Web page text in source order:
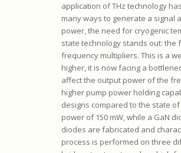
application of THz technology
many ways to generate a signal
power, the need for cryogenic
state technology stands out: the
frequency multipliers. This is a
higher, it is now facing a
affect the output power of the
higher pump power holding
designs compared to the state
power of 150 mW, while a GaN
diodes are fabricated and
process is performed on three